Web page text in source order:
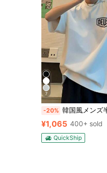
7
-20% 韓国風メンズ半袖Tシャツ。綿100%、キュートなプリント、ラウンドネック、ゆったりとしたシルエット、ストリートスタイ
¥1,065 400+ sold
QuickShip